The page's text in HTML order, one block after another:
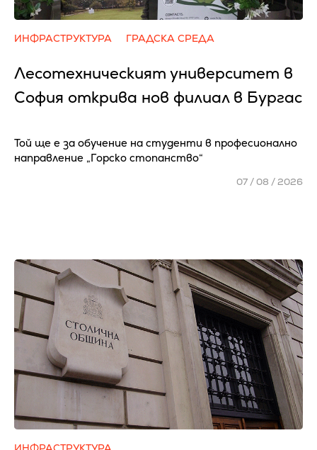
ИНФРАСТРУКТУРА ГРАДСКА СРЕДА
Лесотехническият университет в
София открива нов филиал в Бургас
Той ще е за обучение на студенти в професионално
направление „Горско стопанство“
07 / 08 / 2026